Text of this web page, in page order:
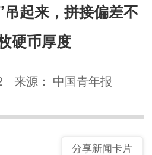
起来，拼接偏差不
硬币厚度
来源： 中国青年报
分享新闻卡片